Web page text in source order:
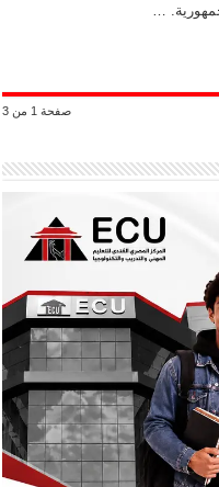
صفحة 1 من 3